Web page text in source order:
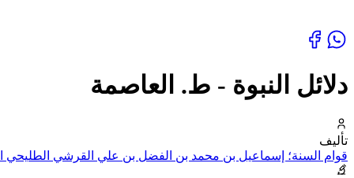
دلائل النبوة - ط. العاصمة
تأليف
قوام السنة؛ إسماعيل بن محمد بن الفضل بن علي القرشي الطليحي